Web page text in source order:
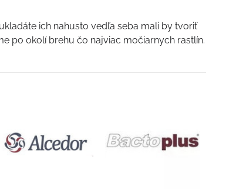
ich nahusto vedľa seba mali by tvoriť
po okolí brehu čo najviac močiarnych rastlín.